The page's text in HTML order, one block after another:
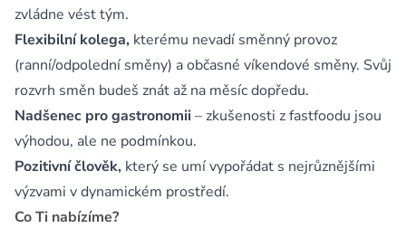
zvládne vést tým.
Flexibilní kolega, kterému nevadí směnný provoz
(ranní/odpolední směny) a občasné víkendové směny. Svůj
rozvrh směn budeš znát až na měsíc dopředu.
Nadšenec pro gastronomii– zkušenosti z fastfoodu jsou
výhodou, ale ne podmínkou.
Pozitivní člověk, který se umí vypořádat s nejrůznějšími
výzvami v dynamickém prostředí.
Co Ti nabízíme?